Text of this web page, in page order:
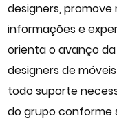
designers,
informações e
orienta o avanço
designers de
todo suporte
do grupo conforme